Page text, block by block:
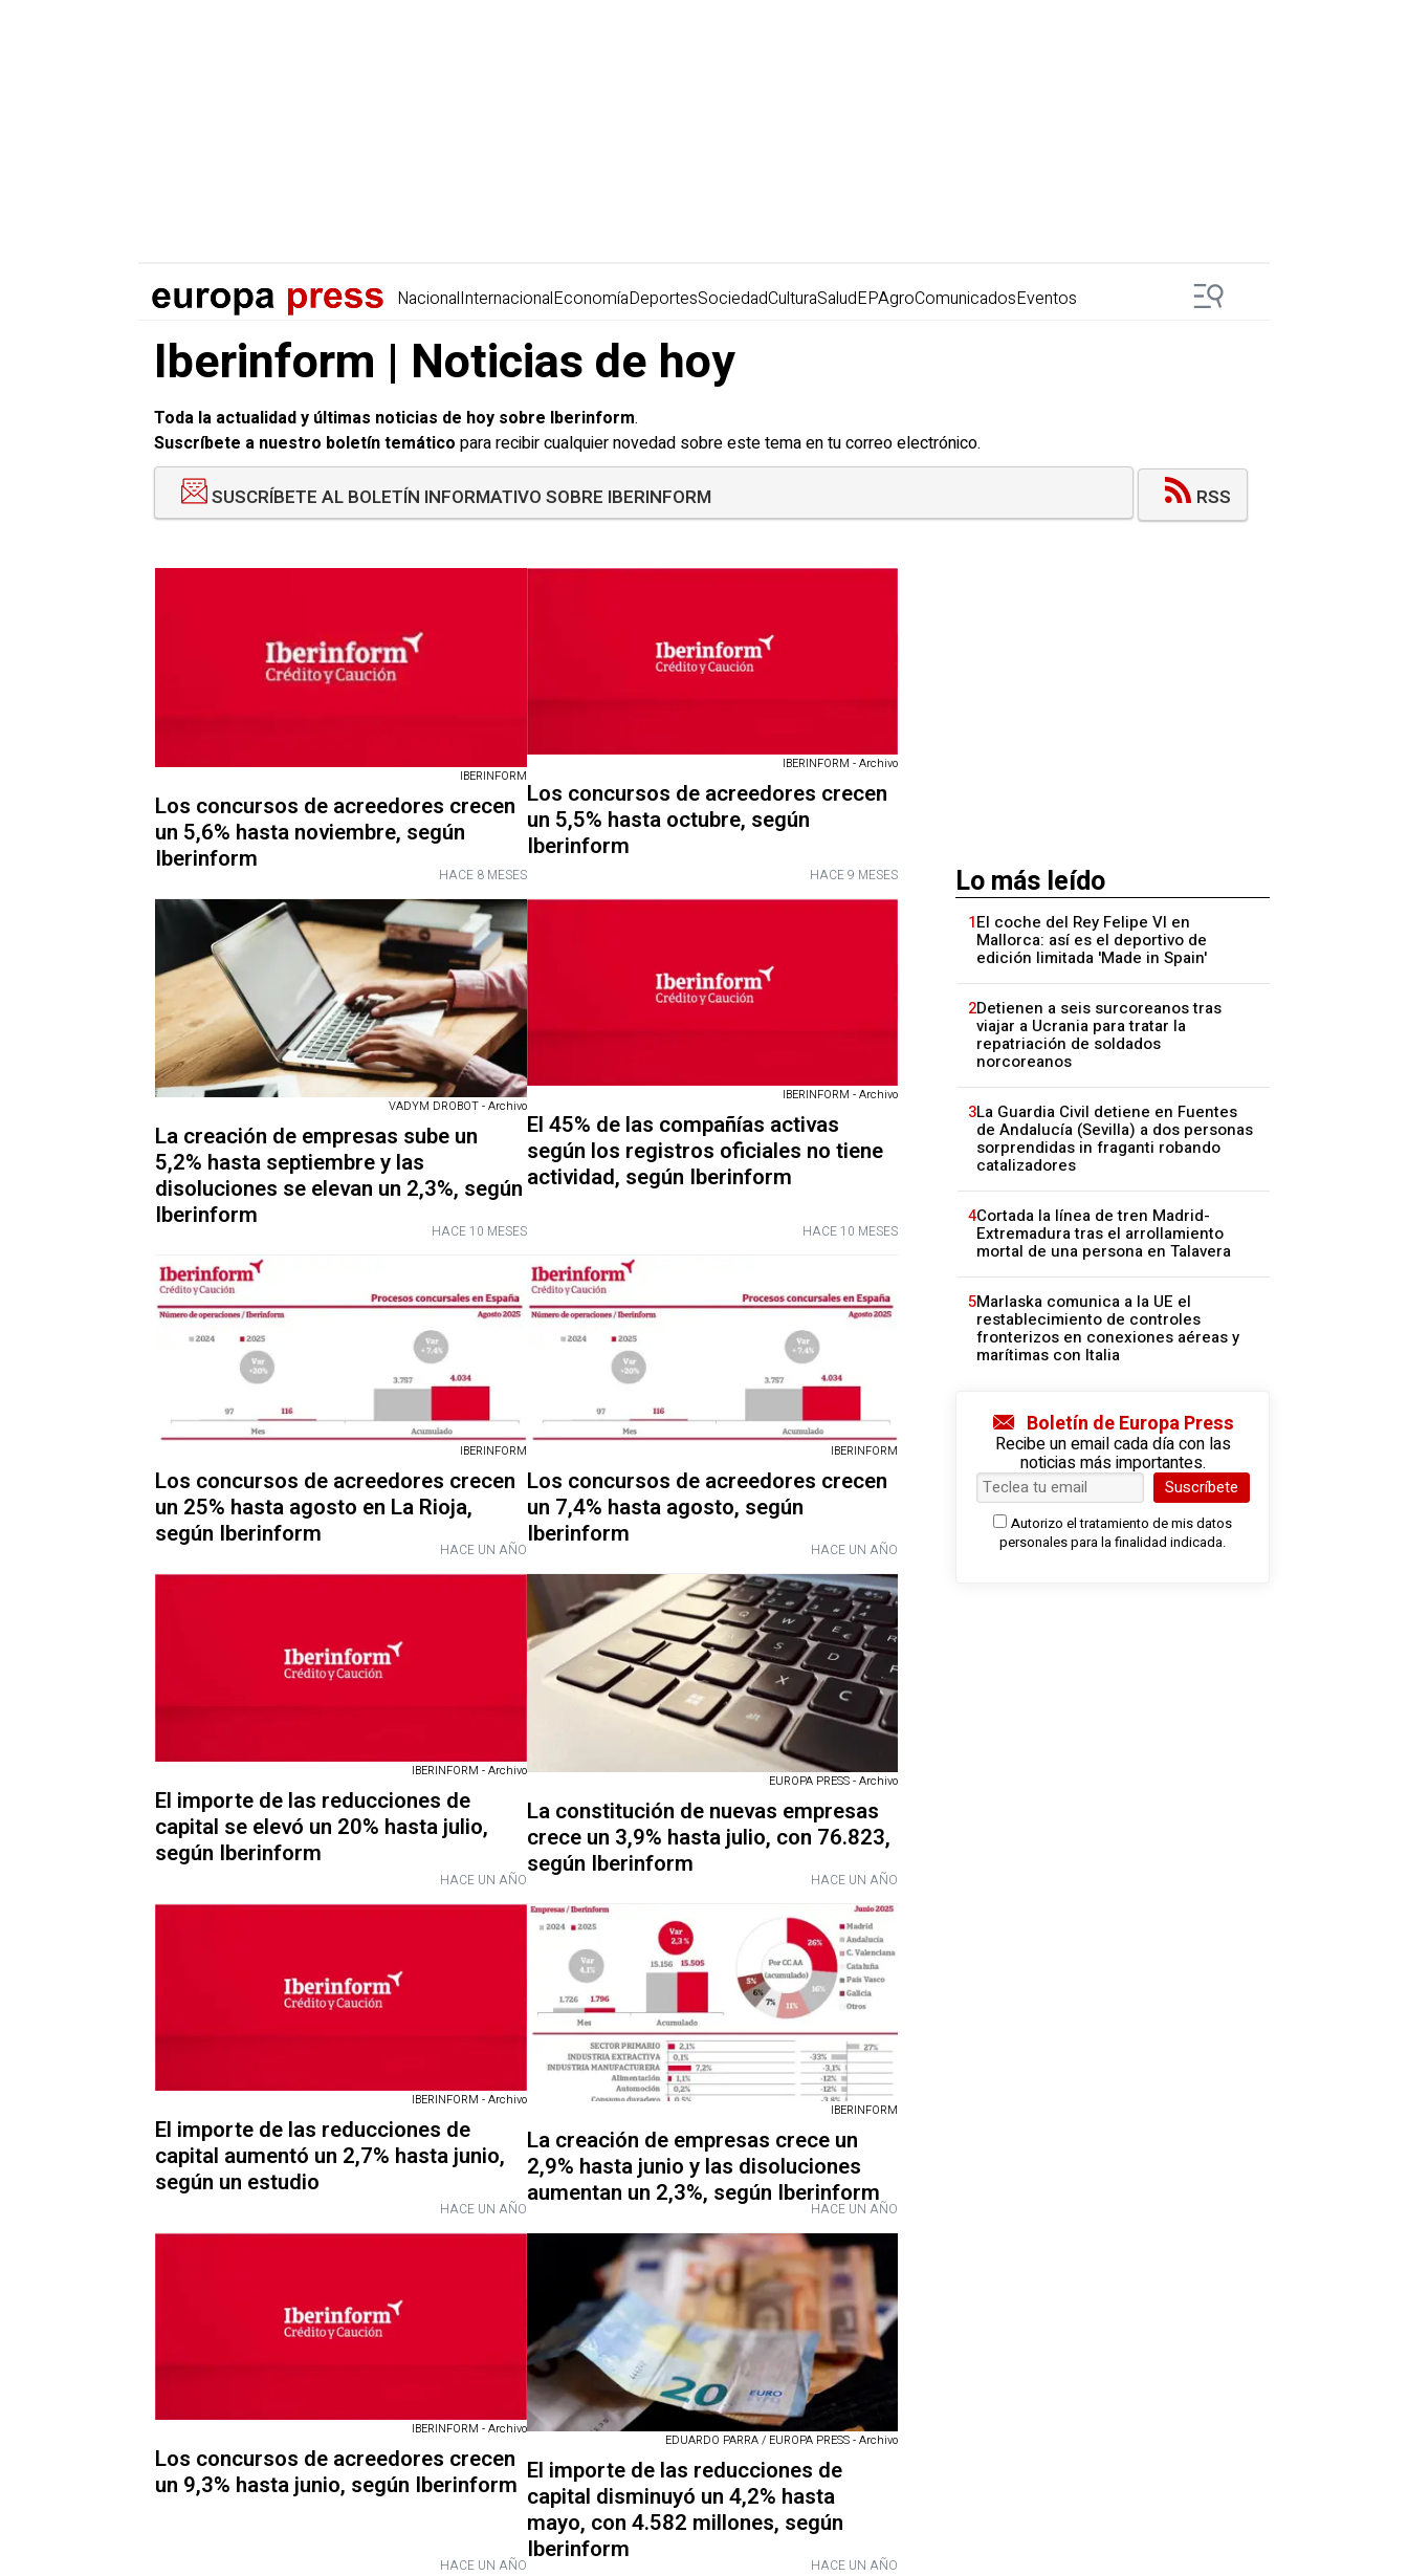
NacionalInternacionalEconomíaDeportesSociedadCulturaSaludEPAgroComunicadosEventos
Iberinform | Noticias de hoy
Toda la actualidad y últimas noticias de hoy sobre Iberinform.
Suscríbete a nuestro boletín temático para recibir cualquier novedad sobre este tema en tu correo electrónico.
SUSCRÍBETE AL BOLETÍN INFORMATIVO SOBRE IBERINFORM RSS
IBERINFORM
Los concursos de acreedores crecen
un 5,6% hasta noviembre, según
Iberinform
HACE 8 MESES
IBERINFORM - Archivo
Los concursos de acreedores crecen
un 5,5% hasta octubre, según
Iberinform
HACE 9 MESES
VADYM DROBOT - Archivo
La creación de empresas sube un
5,2% hasta septiembre y las
disoluciones se elevan un 2,3%, según
Iberinform
HACE 10 MESES
IBERINFORM - Archivo
El 45% de las compañías activas
según los registros oficiales no tiene
actividad, según Iberinform
HACE 10 MESES
IBERINFORM
Los concursos de acreedores crecen
un 25% hasta agosto en La Rioja,
según Iberinform
HACE UN AÑO
IBERINFORM
Los concursos de acreedores crecen
un 7,4% hasta agosto, según
Iberinform
HACE UN AÑO
IBERINFORM - Archivo
El importe de las reducciones de
capital se elevó un 20% hasta julio,
según Iberinform
HACE UN AÑO
EUROPA PRESS - Archivo
La constitución de nuevas empresas
crece un 3,9% hasta julio, con 76.823,
según Iberinform
HACE UN AÑO
IBERINFORM - Archivo
El importe de las reducciones de
capital aumentó un 2,7% hasta junio,
según un estudio
HACE UN AÑO
IBERINFORM
La creación de empresas crece un
2,9% hasta junio y las disoluciones
aumentan un 2,3%, según Iberinform
HACE UN AÑO
IBERINFORM - Archivo
Los concursos de acreedores crecen
un 9,3% hasta junio, según Iberinform
HACE UN AÑO
EDUARDO PARRA / EUROPA PRESS - Archivo
El importe de las reducciones de
capital disminuyó un 4,2% hasta
mayo, con 4.582 millones, según
Iberinform
HACE UN AÑO
Lo más leído
1El coche del Rey Felipe VI en
Mallorca: así es el deportivo de
edición limitada 'Made in Spain'
2Detienen a seis surcoreanos tras
viajar a Ucrania para tratar la
repatriación de soldados
norcoreanos
3La Guardia Civil detiene en Fuentes
de Andalucía (Sevilla) a dos personas
sorprendidas in fraganti robando
catalizadores
4Cortada la línea de tren Madrid-
Extremadura tras el arrollamiento
mortal de una persona en Talavera
5Marlaska comunica a la UE el
restablecimiento de controles
fronterizos en conexiones aéreas y
marítimas con Italia
Boletín de Europa Press
Recibe un email cada día con las
noticias más importantes.
Suscríbete
Autorizo el tratamiento de mis datos
personales para la finalidad indicada.